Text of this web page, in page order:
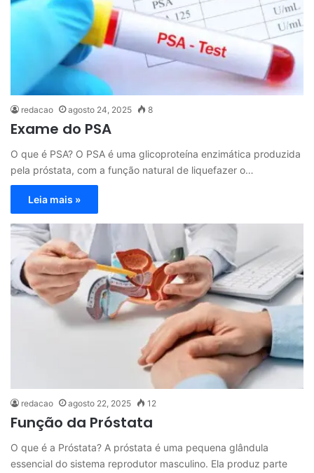
redacao agosto 24, 2025 8
Exame do PSA
O que é PSA? O PSA é uma glicoproteína enzimática produzida
pela próstata, com a função natural de liquefazer o…
Leia mais »
redacao agosto 22, 2025 12
Função da Próstata
O que é a Próstata? A próstata é uma pequena glândula
essencial do sistema reprodutor masculino. Ela produz parte